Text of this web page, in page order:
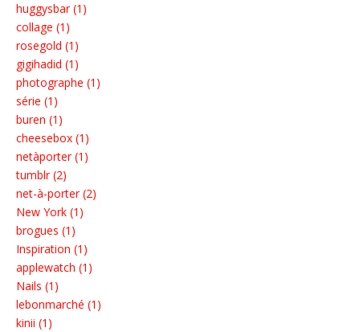
huggysbar (1)
collage (1)
rosegold (1)
gigihadid (1)
photographe (1)
série (1)
buren (1)
cheesebox (1)
netàporter (1)
tumblr (2)
net-à-porter (2)
New York (1)
brogues (1)
Inspiration (1)
applewatch (1)
Nails (1)
lebonmarché (1)
kinii (1)